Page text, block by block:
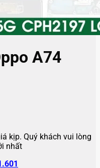
A74
kịp. Quý khách vui lòng
nhất